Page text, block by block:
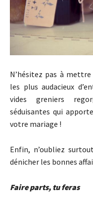
N’hésitez pas à
les plus audacieux
vides greniers
séduisantes qui
votre mariage !
Enfin, n’oubliez
dénicher les bonnes
Faire parts, tu feras